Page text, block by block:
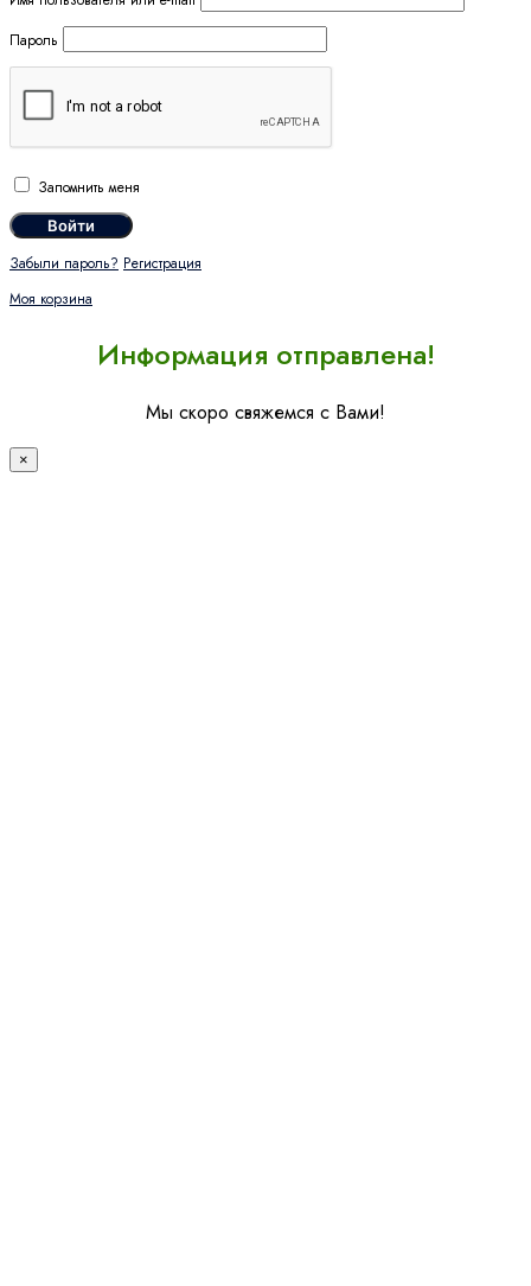
Пароль
Запомнить меня
Забыли пароль? Регистрация
Моя корзина
Информация отправлена!
Мы скоро свяжемся с Вами!
×